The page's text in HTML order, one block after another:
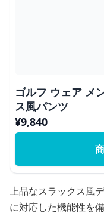
ゴルフ ウェア メ
ス風パンツ
¥9,840
上品なスラックス風
に対応した機能性を